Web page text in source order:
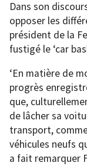
Dans son
opposer les
président de la
fustigé le ‘car
‘En matière de
progrès
que,
de lâcher sa
transport,
véhicules neufs
a fait remarquer